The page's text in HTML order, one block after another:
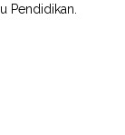
Pendidikan.